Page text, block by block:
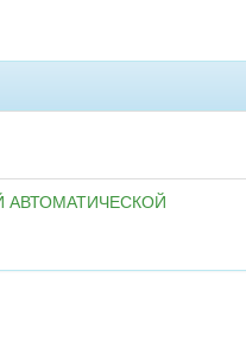
АВТОМАТИЧЕСКОЙ